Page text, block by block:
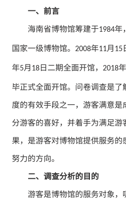
一、前言
海南省博物馆筹建于1984年
国家一级博物馆。
2008年11月 15
年5月 18日二期全面开馆， 2018年
毕正式全面开馆。问卷调查是
度的有效手段之一，游客满意
分游客的喜好，并着手为满足
果，是游客对博物馆提供服务
努力的方向。
二、调查分析的目的
游客是博物馆的服务对象